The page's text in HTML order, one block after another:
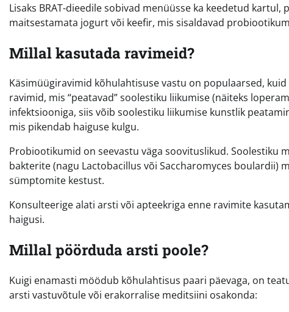
Lisaks BRAT-dieedile sobivad menüüsse ka keedetud
maitsestamata jogurt või keefir, mis sisaldavad
Millal kasutada ravimeid?
Käsimüügiravimid kõhulahtisuse vastu on populaarsed,
ravimid, mis “peatavad” soolestiku liikumise (näiteks
infektsiooniga, siis võib soolestiku liikumise kunstlik
mis pikendab haiguse kulgu.
Probiootikumid on seevastu väga soovituslikud. Soolestiku
bakterite (nagu Lactobacillus või Saccharomyces boulardii)
sümptomite kestust.
Konsulteerige alati arsti või apteekriga enne ravimite
haigusi.
Millal pöörduda arsti poole?
Kuigi enamasti möödub kõhulahtisus paari päevaga, on
arsti vastuvõtule või erakorralise meditsiini osakonda: